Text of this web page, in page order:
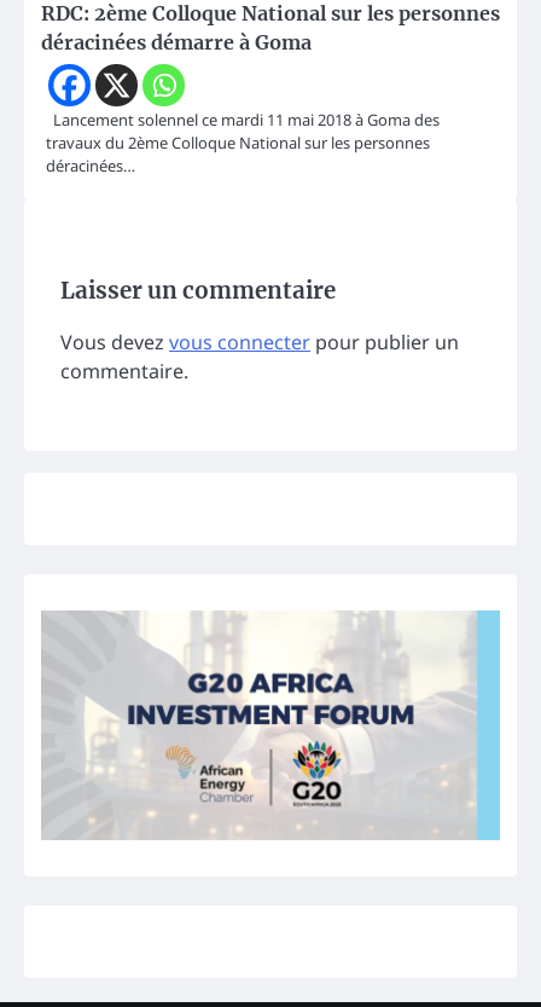
RDC: 2ème Colloque National sur les personnes
déracinées démarre à Goma
Lancement solennel ce mardi 11 mai 2018 à Goma des
travaux du 2ème Colloque National sur les personnes
déracinées…
Laisser un commentaire
Vous devez vous connecter pour publier un
commentaire.